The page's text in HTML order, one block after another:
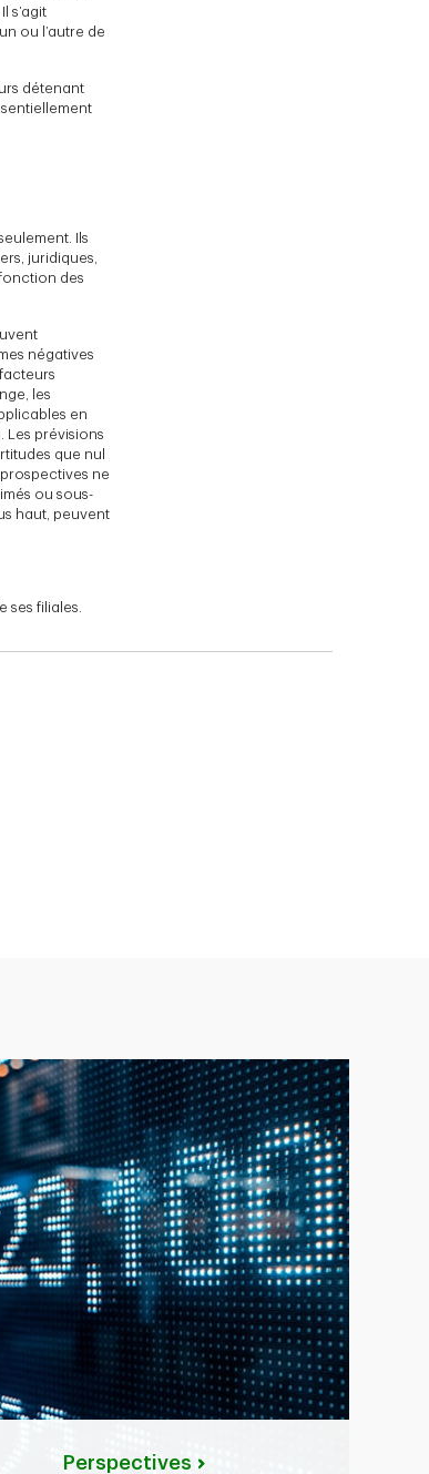
s’agit
ou l’autre de
détenant
Ils
juridiques,
des
négatives
les
en
Les prévisions
que nul
ne
ou sous-
haut, peuvent
ses filiales.
Perspectives